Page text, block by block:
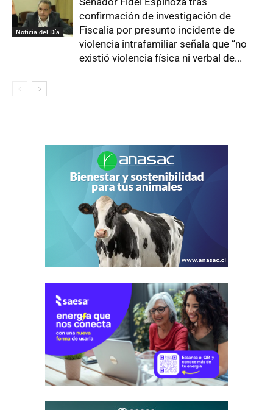
Noticia del Día
confirmación de investigación de
Fiscalía por presunto incidente de
violencia intrafamiliar señala que “no
existió violencia física ni verbal de...